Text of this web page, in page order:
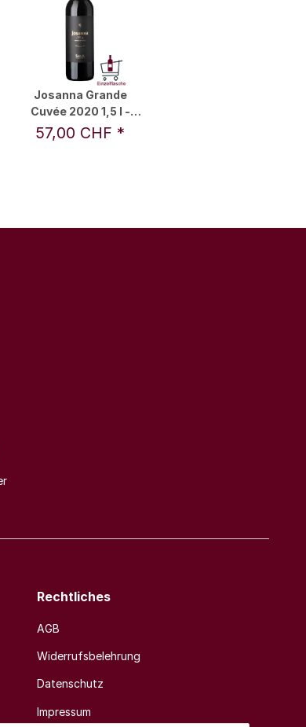
Josanna Grande
Cuvée 2020 1,5 l -
Salzl
57,00 CHF *
Rechtliches
AGB
Widerrufsbelehrung
Datenschutz
Impressum